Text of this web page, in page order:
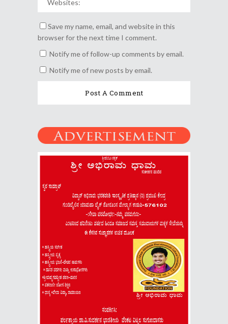
Save my name, email, and website in this
browser for the next time I comment.
Notify me of follow-up comments by email.
Notify me of new posts by email.